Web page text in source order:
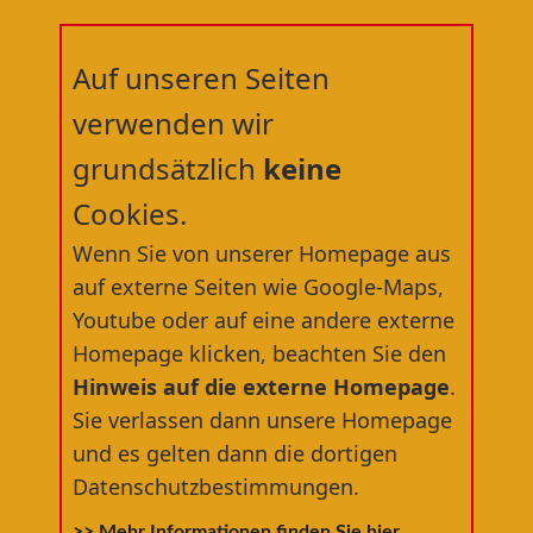
Willkommen in der
RÄDERWERFT®
dem nördlichsten Fahrradfachgeschäft
Deutschlands
Auf unseren Seiten
verwenden wir
grundsätzlich keine
Cookies.
Wenn Sie von unserer Homepage aus
auf externe Seiten wie Google-Maps,
Youtube oder auf eine andere externe
Homepage klicken, beachten Sie den
Hinweis auf die externe Homepage.
Sie verlassen dann unsere Homepage
und es gelten dann die dortigen
Datenschutzbestimmungen.